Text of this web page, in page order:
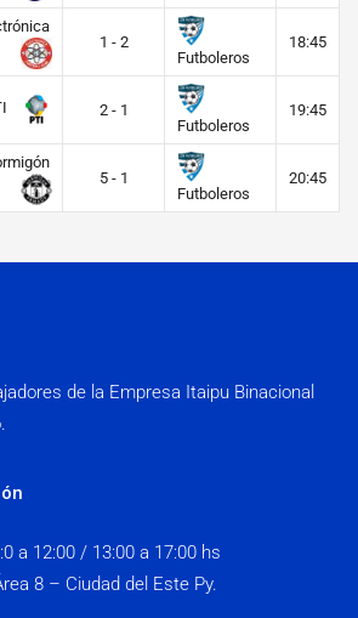
1 - 2
Futboleros
18:45
2 - 1
Futboleros
19:45
5 - 1
Futboleros
20:45
de la Empresa Itaipu Binacional
a 12:00 / 13:00 a 17:00 hs
8 – Ciudad del Este Py.